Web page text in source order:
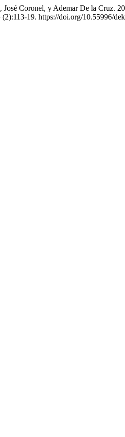
Coronel, y Ademar De la Cruz.
(2):113-19. https://doi.org/10.55996/